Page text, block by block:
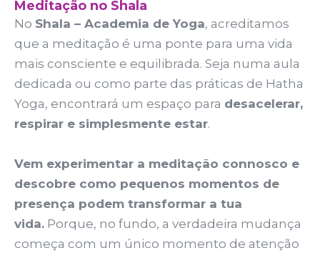
Meditação no Shala
No Shala – Academia de Yoga, acreditamos
que a meditação é uma ponte para uma vida
mais consciente e equilibrada. Seja numa aula
dedicada ou como parte das práticas de Hatha
Yoga, encontrará um espaço para desacelerar,
respirar e simplesmente estar.
Vem experimentar a meditação connosco e
descobre como pequenos momentos de
presença podem transformar a tua
vida. Porque, no fundo, a verdadeira mudança
começa com um único momento de atenção